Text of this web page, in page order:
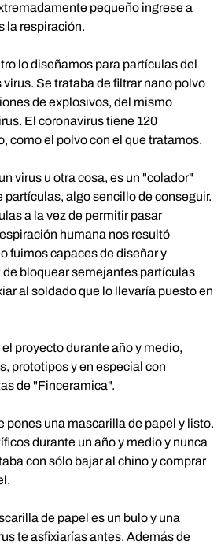
pequeño ingrese a
la respiración.
lo diseñamos para partículas del
Se trataba de filtrar nano polvo
de explosivos, del mismo
El coronavirus tiene 120
como el polvo con el que tratamos.
virus u otra cosa, es un "colador"
partículas, algo sencillo de conseguir.
a la vez de permitir pasar
humana nos resultó
fuimos capaces de diseñar y
de bloquear semejantes partículas
al soldado que lo llevaría puesto en
proyecto durante año y medio,
prototipos y en especial con
de "Finceramica".
pones una mascarilla de papel y listo.
durante un año y medio y nunca
con sólo bajar al chino y comprar
de papel es un bulo y una
te asfixiarías antes. Además de